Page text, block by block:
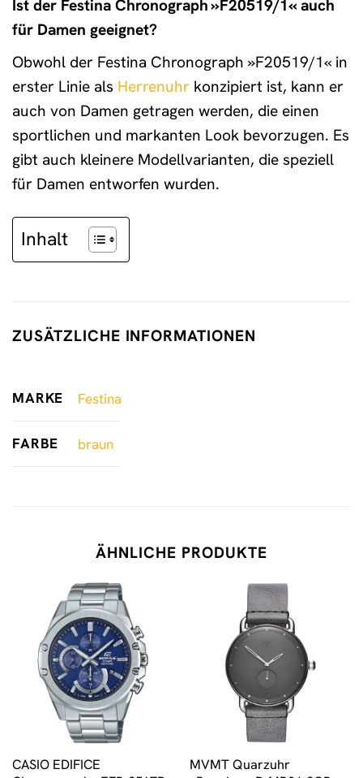
Ist der Festina Chronograph »F20519/1« auch
für Damen geeignet?
Obwohl der Festina Chronograph »F20519/1« in
erster Linie als Herrenuhr konzipiert ist, kann er
auch von Damen getragen werden, die einen
sportlichen und markanten Look bevorzugen. Es
gibt auch kleinere Modellvarianten, die speziell
für Damen entworfen wurden.
Inhalt
ZUSÄTZLICHE INFORMATIONEN
MARKE Festina
FARBE braun
ÄHNLICHE PRODUKTE
CASIO EDIFICE
MVMT Quarzuhr